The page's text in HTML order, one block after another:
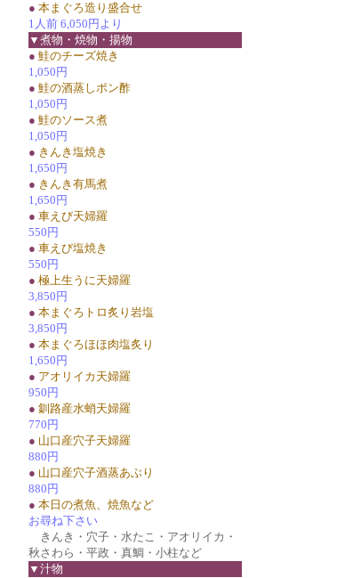
● 本まぐろ造り盛合せ
1人前 6,050円より
▼煮物・焼物・揚物
● 鮭のチーズ焼き
1,050円
● 鮭の酒蒸しポン酢
1,050円
● 鮭のソース煮
1,050円
● きんき塩焼き
1,650円
● きんき有馬煮
1,650円
● 車えび天婦羅
550円
● 車えび塩焼き
550円
● 極上生うに天婦羅
3,850円
● 本まぐろトロ炙り岩塩
3,850円
● 本まぐろほほ肉塩炙り
1,650円
● アオリイカ天婦羅
950円
● 釧路産水蛸天婦羅
770円
● 山口産穴子天婦羅
880円
● 山口産穴子酒蒸あぶり
880円
● 本日の煮魚、焼魚など
お尋ね下さい
きんき・穴子・水たこ・アオリイカ・
秋さわら・平政・真鯛・小柱など
▼汁物